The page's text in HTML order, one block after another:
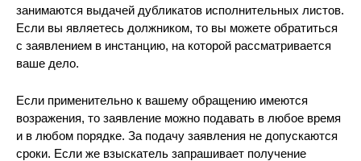
занимаются выдачей дубликатов исполнительных листов.
Если вы являетесь должником, то вы можете обратиться
с заявлением в инстанцию, на которой рассматривается
ваше дело.
Если применительно к вашему обращению имеются
возражения, то заявление можно подавать в любое время
и в любом порядке. За подачу заявления не допускаются
сроки. Если же взыскатель запрашивает получение